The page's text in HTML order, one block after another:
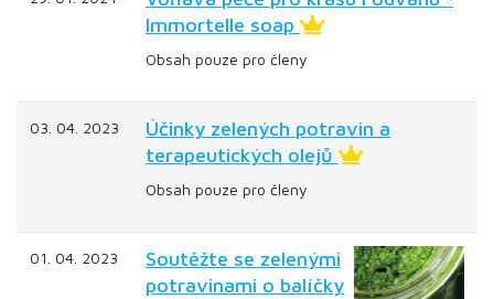
Immortelle soap
Obsah pouze pro členy
03. 04. 2023
Účinky zelených potravin a
terapeutických olejů
Obsah pouze pro členy
01. 04. 2023
Soutěžte se zelenými
potravinami o balíčky